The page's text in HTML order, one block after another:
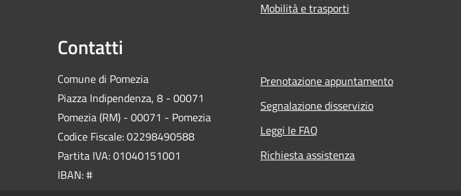
Mobilità e trasporti
Contatti
Comune di Pomezia
Piazza Indipendenza, 8 - 00071
Pomezia (RM) - 00071 - Pomezia
Codice Fiscale: 02298490588
Partita IVA: 01040151001
IBAN: #
Prenotazione appuntamento
Segnalazione disservizio
Leggi le FAQ
Richiesta assistenza